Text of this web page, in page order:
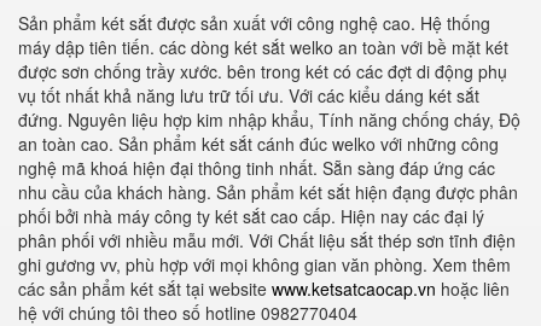
Sản phẩm két sắt được sản xuất với công nghệ cao. Hệ thống
máy dập tiên tiến. các dòng két sắt welko an toàn với bề mặt két
được sơn chống trầy xước. bên trong két có các đợt di động phụ
vụ tốt nhất khả năng lưu trữ tối ưu. Với các kiểu dáng két sắt
đứng. Nguyên liệu hợp kim nhập khẩu, Tính năng chống cháy, Độ
an toàn cao. Sản phẩm két sắt cánh đúc welko với những công
nghệ mã khoá hiện đại thông tinh nhất. Sẵn sàng đáp ứng các
nhu cầu của khách hàng. Sản phẩm két sắt hiện đạng được phân
phối bởi nhà máy công ty két sắt cao cấp. Hiện nay các đại lý
phân phối với nhiều mẫu mới. Với Chất liệu sắt thép sơn tĩnh điện
ghi gương vv, phù hợp với mọi không gian văn phòng. Xem thêm
các sản phẩm két sắt tại website www.ketsatcaocap.vn hoặc liên
hệ với chúng tôi theo số hotline 0982770404